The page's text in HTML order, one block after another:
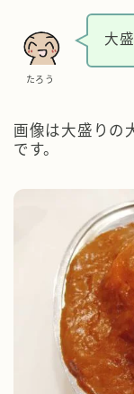
たろう
大
画像は大盛りの
です。